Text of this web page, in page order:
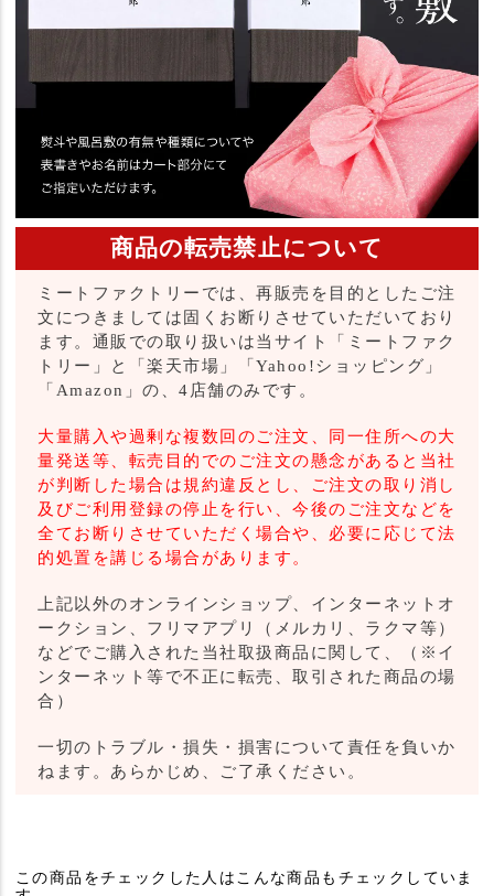
商品の転売禁止について
ミートファクトリーでは、再販売を目的としたご注
文につきましては固くお断りさせていただいており
ます。通販での取り扱いは当サイト「ミートファク
トリー」と「楽天市場」「Yahoo!ショッピング」
「Amazon」の、4店舗のみです。
大量購入や過剰な複数回のご注文、同一住所への大
量発送等、転売目的でのご注文の懸念があると当社
が判断した場合は規約違反とし、ご注文の取り消し
及びご利用登録の停止を行い、今後のご注文などを
全てお断りさせていただく場合や、必要に応じて法
的処置を講じる場合があります。
上記以外のオンラインショップ、インターネットオ
ークション、フリマアプリ（メルカリ、ラクマ等）
などでご購入された当社取扱商品に関して、（※イ
ンターネット等で不正に転売、取引された商品の場
合）
一切のトラブル・損失・損害について責任を負いか
ねます。あらかじめ、ご了承ください。
この商品をチェックした人はこんな商品もチェックしていま